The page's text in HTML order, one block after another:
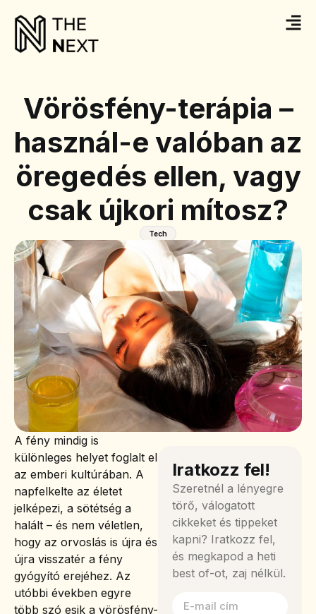
Vörösfény-terápia –
használ-e valóban az
öregedés ellen, vagy
csak újkori mítosz?
Tech
A fény mindig is
különleges helyet foglalt el
az emberi kultúrában. A
napfelkelte az életet
jelképezi, a sötétség a
halált – és nem véletlen,
hogy az orvoslás is újra és
újra visszatér a fény
gyógyító erejéhez. Az
utóbbi években egyre
több szó esik a vörösfény-
Iratkozz fel!
Szeretnél a lényegre
törő, válogatott
cikkeket és tippeket
kapni? Iratkozz fel,
és megkapod a heti
best of-ot, zaj nélkül.